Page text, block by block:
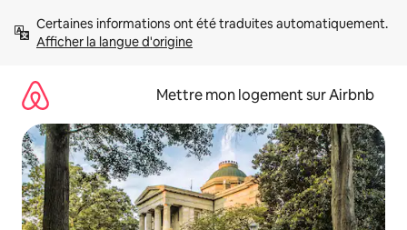
directement
Afficher la langue d'origine
Mettre mon logement sur Airbnb